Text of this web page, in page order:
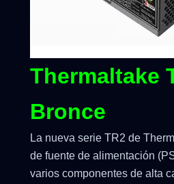
Thermaltake
Bronce
La nueva serie TR2 de
de fuente de alimentación
varios componentes de alta